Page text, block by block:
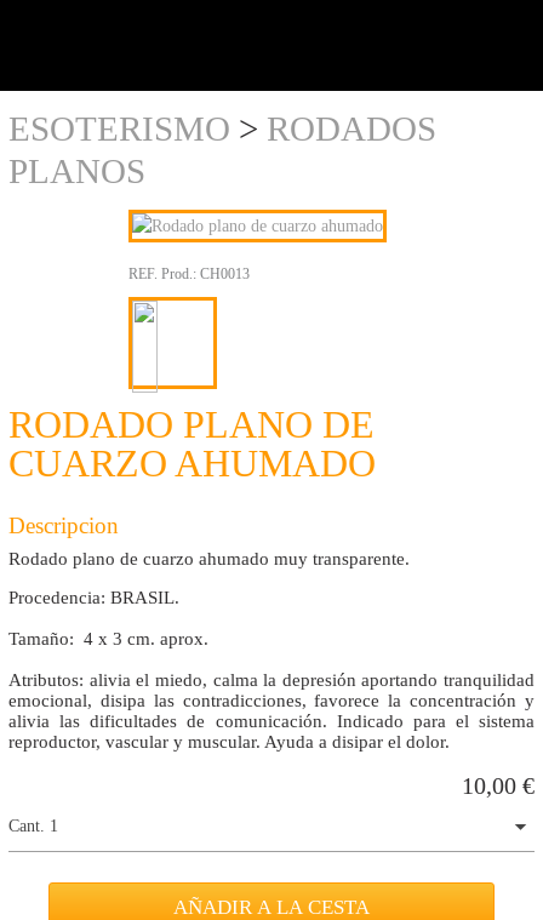
ESOTERISMO > RODADOS
PLANOS
REF. Prod.: CH0013
RODADO PLANO DE
CUARZO AHUMADO
Descripcion
Rodado plano de cuarzo ahumado muy transparente.
Procedencia: BRASIL.
Tamaño: 4 x 3 cm. aprox.
Atributos: alivia el miedo, calma la depresión aportando tranquilidad
emocional, disipa las contradicciones, favorece la concentración y
alivia las dificultades de comunicación. Indicado para el sistema
reproductor, vascular y muscular. Ayuda a disipar el dolor.
10,00 €
Cant. 1